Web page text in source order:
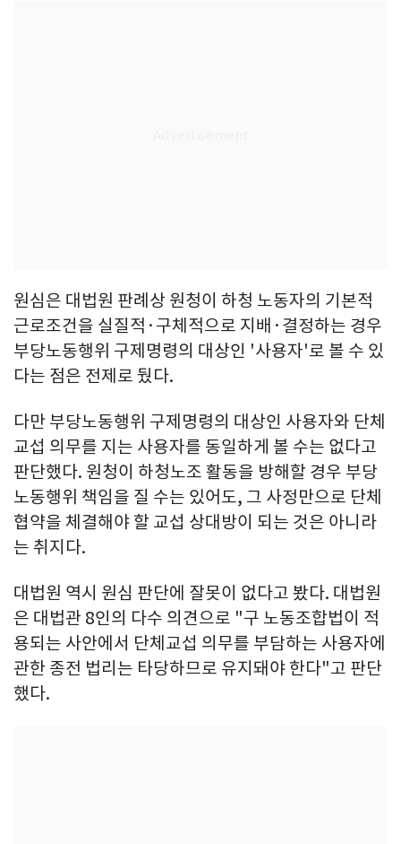
원심은 대법원 판례상 원청이 하청 노동자의 기본적
근로조건을 실질적·구체적으로 지배·결정하는 경우
부당노동행위 구제명령의 대상인 '사용자'로 볼 수 있
다는 점은 전제로 뒀다.
다만 부당노동행위 구제명령의 대상인 사용자와 단체
교섭 의무를 지는 사용자를 동일하게 볼 수는 없다고
판단했다. 원청이 하청노조 활동을 방해할 경우 부당
노동행위 책임을 질 수는 있어도, 그 사정만으로 단체
협약을 체결해야 할 교섭 상대방이 되는 것은 아니라
는 취지다.
대법원 역시 원심 판단에 잘못이 없다고 봤다. 대법원
은 대법관 8인의 다수 의견으로 "구 노동조합법이 적
용되는 사안에서 단체교섭 의무를 부담하는 사용자에
관한 종전 법리는 타당하므로 유지돼야 한다"고 판단
했다.